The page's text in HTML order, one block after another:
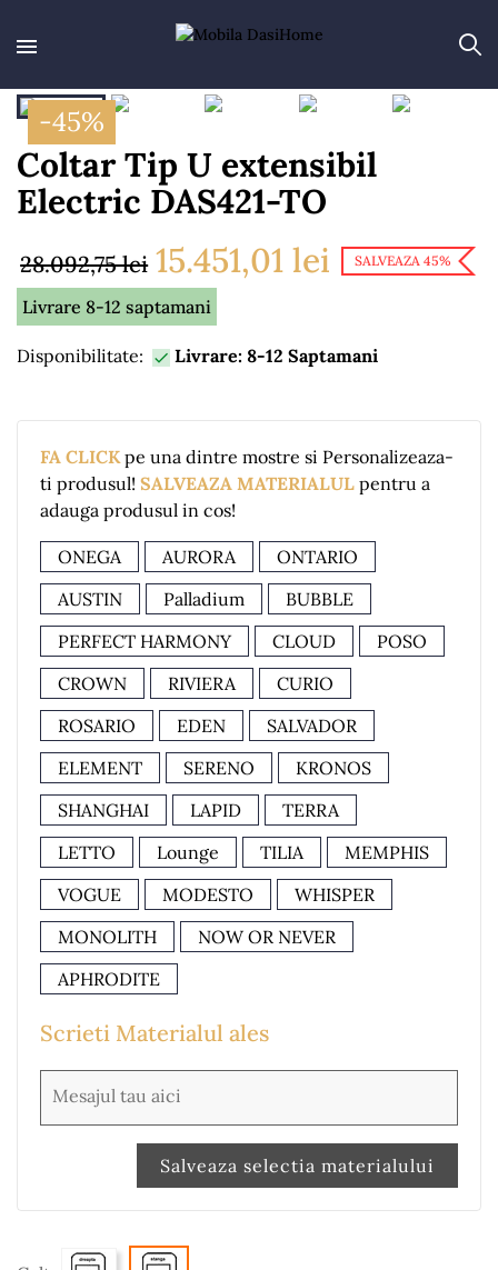
-45%
Coltar Tip U extensibil
Electric DAS421-TO
28.092,75 lei 15.451,01 lei SALVEAZA 45%
Livrare 8-12 saptamani
Disponibilitate:  Livrare: 8-12 Saptamani
FA CLICKpe una dintre mostre si Personalizeaza-
ti produsul! SALVEAZA MATERIALUL pentru a
adauga produsul in cos!
ONEGA AURORA
ONTARIO
AUSTIN
Palladium
BUBBLE
PERFECT HARMONY
CLOUD
POSO
CROWN
RIVIERA
CURIO
ROSARIO
EDEN
SALVADOR
ELEMENT
SERENO
KRONOS
SHANGHAI
LAPID
TERRA
LETTO
Lounge TILIA
MEMPHIS
VOGUE
MODESTO
WHISPER
MONOLITH
NOW OR NEVER
APHRODITE
Scrieti Materialul ales
Salveaza selectia materialului